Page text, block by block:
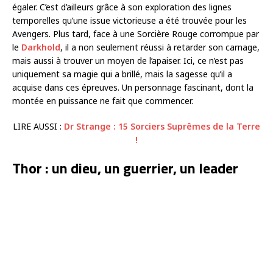
égaler. C’est d’ailleurs grâce à son exploration des lignes
temporelles qu’une issue victorieuse a été trouvée pour les
Avengers. Plus tard, face à une Sorcière Rouge corrompue par
le Darkhold, il a non seulement réussi à retarder son carnage,
mais aussi à trouver un moyen de l’apaiser. Ici, ce n’est pas
uniquement sa magie qui a brillé, mais la sagesse qu’il a
acquise dans ces épreuves. Un personnage fascinant, dont la
montée en puissance ne fait que commencer.
LIRE AUSSI : Dr Strange : 15 Sorciers Suprêmes de la Terre
!
Thor : un dieu, un guerrier, un leader